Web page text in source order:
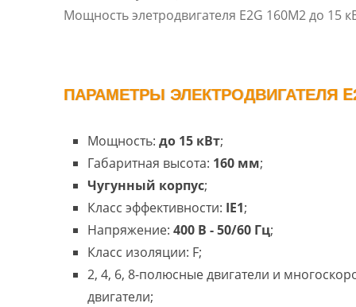
Мощность элетродвигателя E2G 160M2 до 15
ПАРАМЕТРЫ ЭЛЕКТРОДВИГАТЕЛЯ
Мощность: до 15 кВт;
Габаритная высота: 160 мм;
Чугунный корпус;
Класс эффективности: IE1;
Напряжение: 400 В - 50/60 Гц;
Класс изоляции: F;
2, 4, 6, 8-полюсные двигатели и
двигатели;